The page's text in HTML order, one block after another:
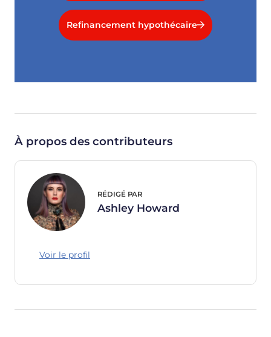
Refinancement hypothécaire
À propos des contributeurs
RÉDIGÉ PAR
Ashley Howard
Voir le profil